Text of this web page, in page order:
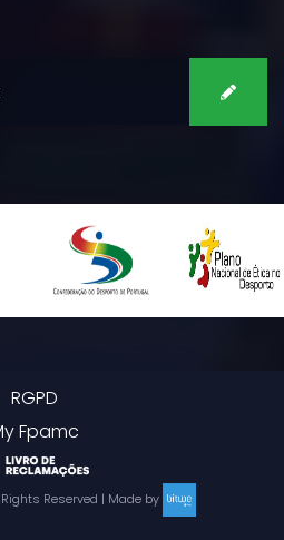
RGPD
Fpamc
Reserved | Made by